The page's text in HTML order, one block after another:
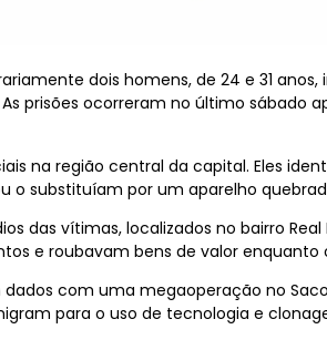
dois homens, de 24 e 31
prisões ocorreram no último sábado
na região central da capital. Eles
o substituíam por um aparelho
das vítimas, localizados no bairro
e roubavam bens de valor
com uma megaoperação no
para o uso de tecnologia e